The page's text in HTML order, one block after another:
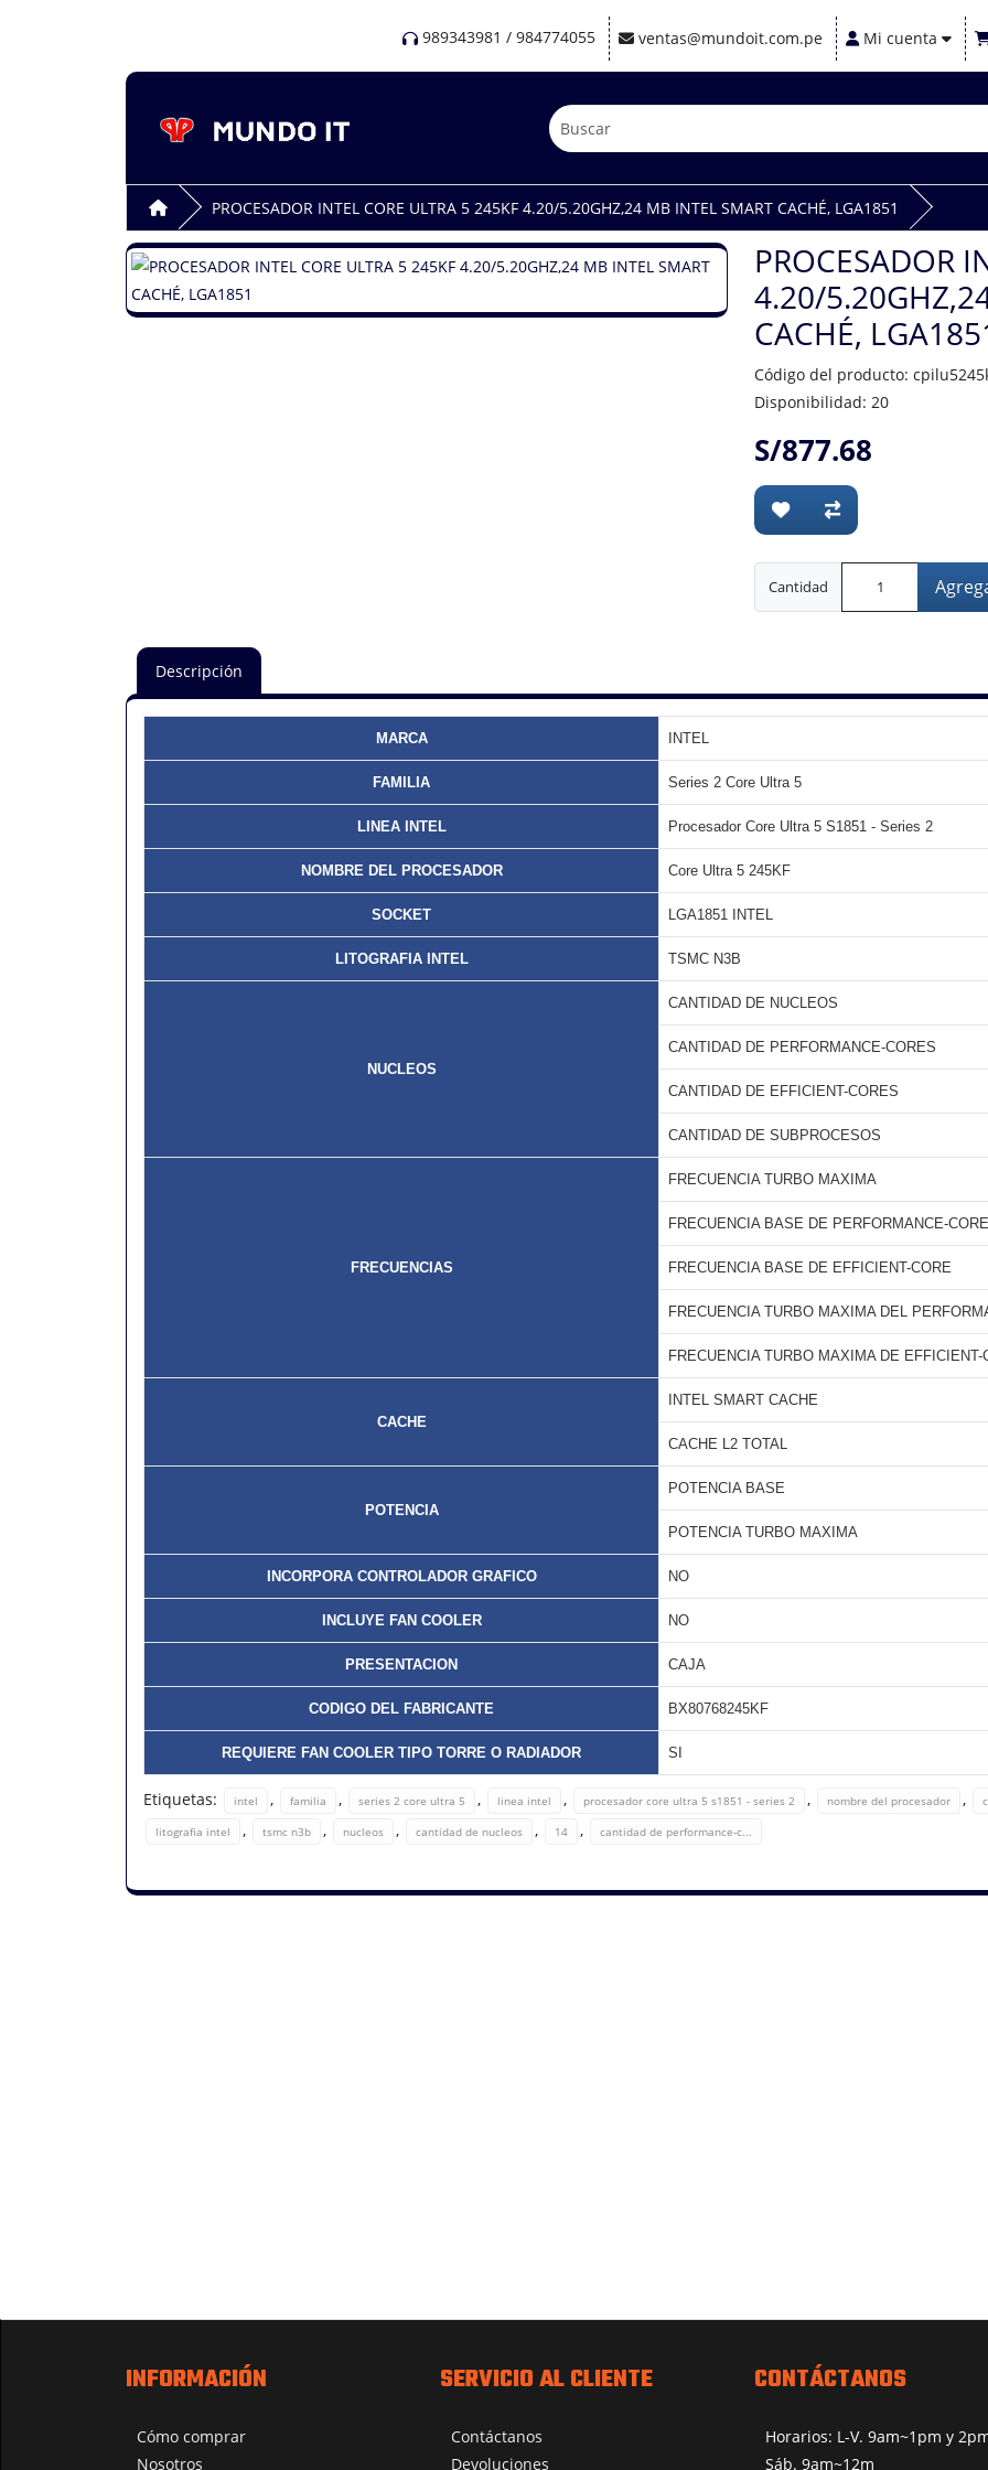
989343981 / 984774055 ventas@mundoit.com.pe Mi cuenta
PROCESADOR INTEL CORE ULTRA 5 245KF 4.20/5.20GHZ,24 MB INTEL SMART CACHÉ, LGA1851
PROCESADOR
4.20/
CACHÉ,
Código del producto:
Disponibilidad: 20
S/877.68
Cantidad
Descripción
MARCA INTEL
FAMILIA Series 2 Core Ultra 5
LINEA INTEL Procesador Core Ultra 5 S1851 - Series 2
NOMBRE DEL PROCESADOR Core Ultra 5 245KF
SOCKET LGA1851 INTEL
LITOGRAFIA INTEL TSMC N3B
NUCLEOS
CANTIDAD DE NUCLEOS
CANTIDAD DE PERFORMANCE-CORES
CANTIDAD DE EFFICIENT-CORES
CANTIDAD DE SUBPROCESOS
FRECUENCIAS
FRECUENCIA TURBO MAXIMA
FRECUENCIA BASE DE PERFORMANCE-CORE
FRECUENCIA BASE DE EFFICIENT-CORE
FRECUENCIA TURBO MAXIMA DEL
FRECUENCIA TURBO MAXIMA DE EFFICIENT-
CACHE
INTEL SMART CACHE
CACHE L2 TOTAL
POTENCIA
POTENCIA BASE
POTENCIA TURBO MAXIMA
INCORPORA CONTROLADOR GRAFICO NO
INCLUYE FAN COOLER NO
PRESENTACION CAJA
CODIGO DEL FABRICANTE BX80768245KF
REQUIERE FAN COOLER TIPO TORRE O RADIADOR SI
Etiquetas: intel , familia , series 2 core ultra 5 , linea intel , procesador core ultra 5 s1851 - series 2 , nombre del procesador ,
litografia intel , tsmc n3b , nucleos , cantidad de nucleos , 14 , cantidad de performance-c...
INFORMACIÓN
Cómo comprar
Nosotros
SERVICIO AL CLIENTE
Contáctanos
Devoluciones
CONTÁCTANOS
Horarios: L-V. 9am~1pm y
Sáb. 9am~12m